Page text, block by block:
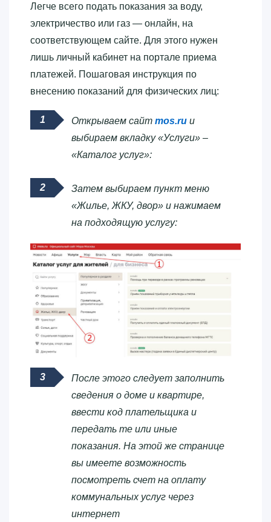
Легче всего подать показания за воду,
электричество или газ — онлайн, на
соответствующем сайте. Для этого нужен
лишь личный кабинет на портале приема
платежей. Пошаговая инструкция по
внесению показаний для физических лиц:
Открываем сайт mos.ru и
выбираем вкладку «Услуги» –
«Каталог услуг»:
Затем выбираем пункт меню
«Жилье, ЖКУ, двор» и нажимаем
на подходящую услугу:
После этого следует заполнить
сведения о доме и квартире,
ввести код плательщика и
передать те или иные
показания. На этой же странице
вы имеете возможность
посмотреть счет на оплату
коммунальных услуг через
интернет